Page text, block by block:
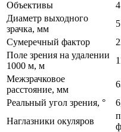
Объективы
Диаметр выходного
зрачка, мм
5
Сумеречный фактор
Поле зрения на удалении
1000 м, м
Межзрачковое
расстояние, мм
Реальный угол зрения, °
Наглазники окуляров